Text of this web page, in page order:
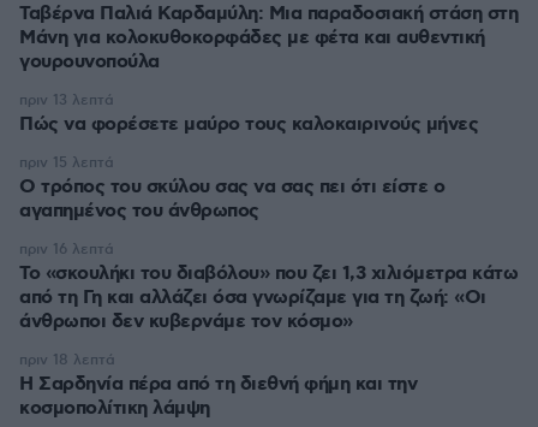
Ταβέρνα Παλιά Καρδαμύλη: Μια παραδοσιακή στάση στη
Μάνη για κολοκυθοκορφάδες με φέτα και αυθεντική
γουρουνοπούλα
Πώς να φορέσετε μαύρο τους καλοκαιρινούς μήνες
πριν 13 λεπτά
Ο τρόπος του σκύλου σας να σας πει ότι είστε ο
αγαπημένος του άνθρωπος
πριν 15 λεπτά
Το «σκουλήκι του διαβόλου» που ζει 1,3 χιλιόμετρα κάτω
από τη Γη και αλλάζει όσα γνωρίζαμε για τη ζωή: «Οι
άνθρωποι δεν κυβερνάμε τον κόσμο»
πριν 16 λεπτά
Η Σαρδηνία πέρα από τη διεθνή φήμη και την
κοσμοπολίτικη λάμψη
πριν 18 λεπτά